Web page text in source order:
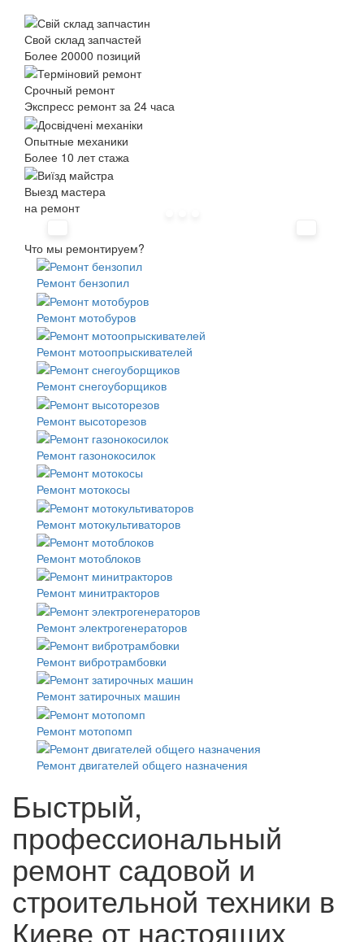
Свой склад запчастей
Более 20000 позиций
Срочный ремонт
Экспресс ремонт за 24 часа
Опытные механики
Более 10 лет стажа
Выезд мастера
на ремонт
Что мы ремонтируем?
Ремонт бензопил
Ремонт мотобуров
Ремонт мотоопрыскивателей
Ремонт снегоуборщиков
Ремонт высоторезов
Ремонт газонокосилок
Ремонт мотокосы
Ремонт мотокультиваторов
Ремонт мотоблоков
Ремонт минитракторов
Ремонт электрогенераторов
Ремонт вибротрамбовки
Ремонт затирочных машин
Ремонт мотопомп
Ремонт двигателей общего назначения
Быстрый,
профессиональный
ремонт садовой и
строительной техники в
Киеве от настоящих